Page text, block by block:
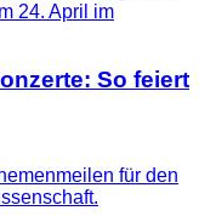
So feiert